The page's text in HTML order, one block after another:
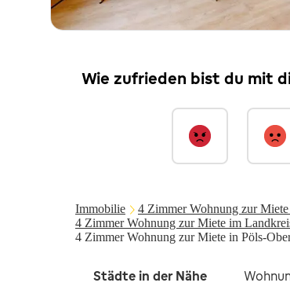
Wie zufrieden bist du mit
Immobilie 4 Zimmer Wohnung zur
4 Zimmer Wohnung zur Miete im
4 Zimmer Wohnung zur Miete in Pöls-
Städte in der Nähe